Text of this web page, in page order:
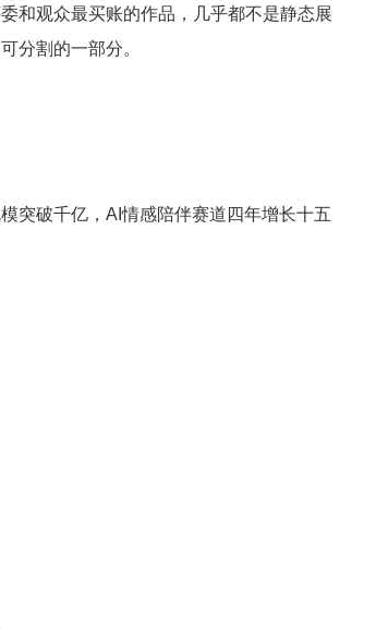
和观众最买账的作品，几乎都不是静态展
分割的一部分。
突破千亿，AI情感陪伴赛道四年增长十五